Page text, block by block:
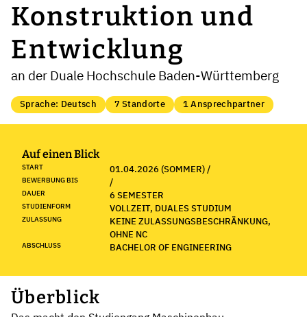
Konstruktion und
Entwicklung
an der Duale Hochschule Baden-Württemberg
Sprache: Deutsch 7 Standorte 1 Ansprechpartner
Auf einen Blick
START 01.04.2026 (SOMMER) /
BEWERBUNG BIS /
DAUER 6 SEMESTER
STUDIENFORM VOLLZEIT, DUALES STUDIUM
ZULASSUNG
KEINE ZULASSUNGSBESCHRÄNKUNG,
OHNE NC
ABSCHLUSS BACHELOR OF ENGINEERING
Überblick